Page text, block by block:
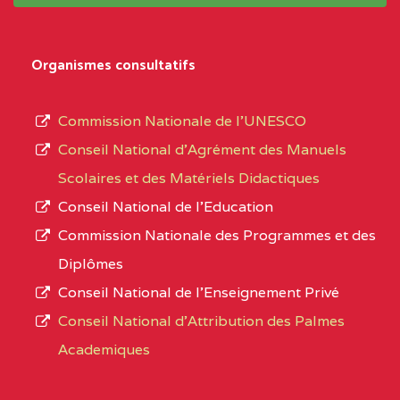
D'ENSEIGNEMENT
PROFESSIONNEL
(CEGEP) STE FOI BP
:4740 YAOUNDE
CENTRE
COLLEGE PANAFRICAIN
DE L'EXCELLENCE BP
CENTRE
COLLEGE PRIVE
type
L’offre
d’éducation
de
Organismes consultatifs
Commission Nationale de l’UNESCO
Conseil National d’Agrément des Manuels
Scolaires et des Matériels Didactiques
Conseil National de l’Education
Commission Nationale des Programmes et des
Diplômes
Conseil National de l’Enseignement Privé
Conseil National d'Attribution des Palmes
Academiques